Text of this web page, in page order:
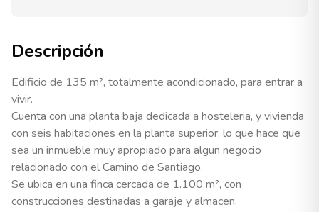
Descripción
Edificio de 135 m², totalmente acondicionado, para entrar a
vivir.
Cuenta con una planta baja dedicada a hosteleria, y vivienda
con seis habitaciones en la planta superior, lo que hace que
sea un inmueble muy apropiado para algun negocio
relacionado con el Camino de Santiago.
Se ubica en una finca cercada de 1.100 m², con
construcciones destinadas a garaje y almacen.